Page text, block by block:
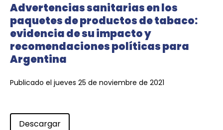
Advertencias sanitarias en los
paquetes de productos de tabaco:
evidencia de su impacto y
recomendaciones políticas para
Argentina
Publicado el jueves 25 de noviembre de 2021
Descargar